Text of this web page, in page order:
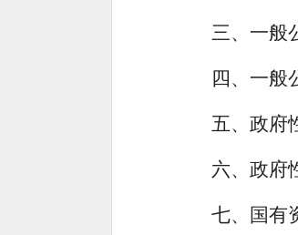
三、 一般
四、 一般
五、 政府
六、 政府
七、 国有